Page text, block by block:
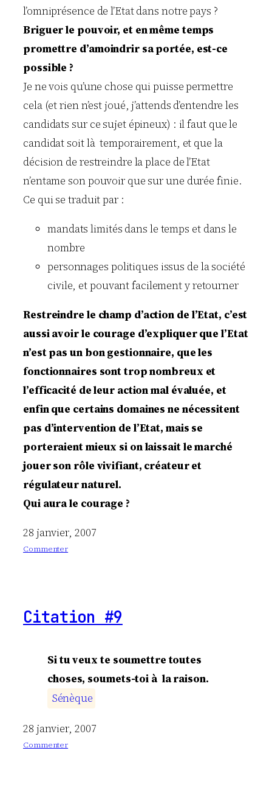
r
d
a
b
i
o
n
l’omniprésence de l’Etat dans notre pays ?
Briguer le pouvoir, et en même temps
promettre d’amoindrir sa portée, est-ce
possible ?
Je ne vois qu’une chose qui puisse permettre
cela (et rien n’est joué, j’attends d’entendre les
candidats sur ce sujet épineux) : il faut que le
candidat soit là temporairement, et que la
décision de restreindre la place de l’Etat
n’entame son pouvoir que sur une durée finie.
Ce qui se traduit par :
mandats limités dans le temps et dans le
nombre
personnages politiques issus de la société
civile, et pouvant facilement y retourner
Restreindre le champ d’action de l’Etat, c’est
aussi avoir le courage d’expliquer que l’Etat
n’est pas un bon gestionnaire, que les
fonctionnaires sont trop nombreux et
l’efficacité de leur action mal évaluée, et
enfin que certains domaines ne nécessitent
pas d’intervention de l’Etat, mais se
porteraient mieux si on laissait le marché
jouer son rôle vivifiant, créateur et
régulateur naturel.
Qui aura le courage ?
28 janvier, 2007
Commenter
o
s
r
?
Citation #9
Si tu veux te soumettre toutes
choses, soumets-toi à la raison.
Sénèque
28 janvier, 2007
Commenter